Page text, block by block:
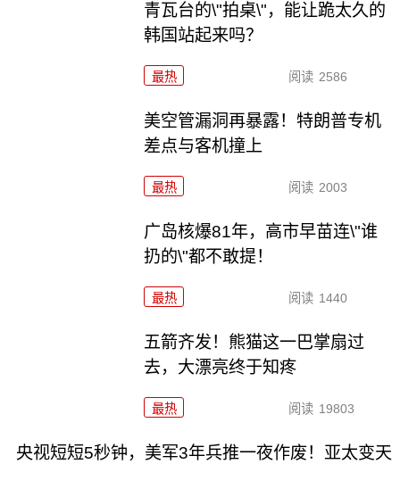
青瓦台的\"拍桌\"，能让跪太久的
韩国站起来吗？
最热 阅读 2586
美空管漏洞再暴露！特朗普专机
差点与客机撞上
最热 阅读 2003
广岛核爆81年，高市早苗连\"谁
扔的\"都不敢提！
最热 阅读 1440
五箭齐发！熊猫这一巴掌扇过
去，大漂亮终于知疼
最热 阅读 19803
央视短短5秒钟，美军3年兵推一夜作废！亚太变天